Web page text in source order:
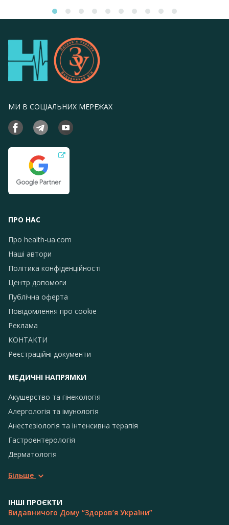
МИ В СОЦІАЛЬНИХ МЕРЕЖАХ
ПРО НАС
Про health-ua.com
Наші автори
Політика конфіденційності
Центр допомоги
Публічна оферта
Повідомлення про сookie
Реклама
КОНТАКТИ
Реєстраційні документи
МЕДИЧНІ НАПРЯМКИ
Акушерство та гінекологія
Алергологія та імунологія
Анестезіологія та інтенсивна терапія
Гастроентерологія
Дерматологія
Більше
ІНШІ ПРОЄКТИ
Видавничого Дому “Здоров’я України”